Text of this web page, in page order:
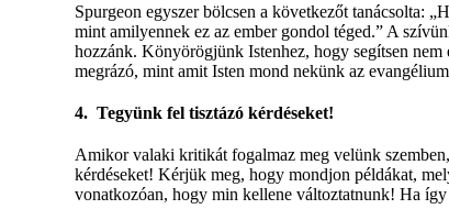
Spurgeon egyszer bölcsen a következőt tanácsolta:
mint amilyennek ez az ember gondol téged.” A
hozzánk. Könyörögjünk Istenhez, hogy segítsen
megrázó, mint amit Isten mond nekünk az
4. Tegyünk fel tisztázó kérdéseket!
Amikor valaki kritikát fogalmaz meg velünk
kérdéseket! Kérjük meg, hogy mondjon példákat,
vonatkozóan, hogy min kellene változtatnunk! Ha